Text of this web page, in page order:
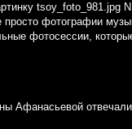
tsoy_foto_981.jpg
фотографии
фотосессии,
Афанасьевой